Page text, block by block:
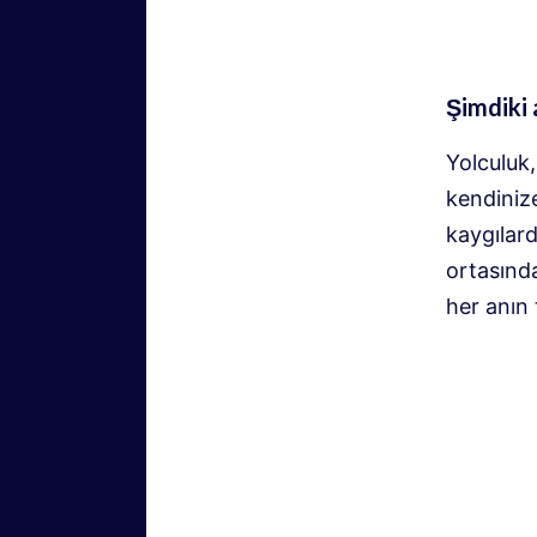
Şimdiki
her anın